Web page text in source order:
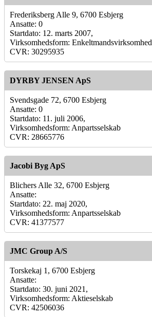
Frederiksberg Alle 9, 6700 Esbjerg
Ansatte: 0
Startdato: 12. marts 2007,
Virksomhedsform: Enkeltmandsvirksomhed
CVR: 30295935
DYRBY JENSEN ApS
Svendsgade 72, 6700 Esbjerg
Ansatte: 0
Startdato: 11. juli 2006,
Virksomhedsform: Anpartsselskab
CVR: 28665776
Jacobi Byg ApS
Blichers Alle 32, 6700 Esbjerg
Ansatte:
Startdato: 22. maj 2020,
Virksomhedsform: Anpartsselskab
CVR: 41377577
JMC Group A/S
Torskekaj 1, 6700 Esbjerg
Ansatte:
Startdato: 30. juni 2021,
Virksomhedsform: Aktieselskab
CVR: 42506036